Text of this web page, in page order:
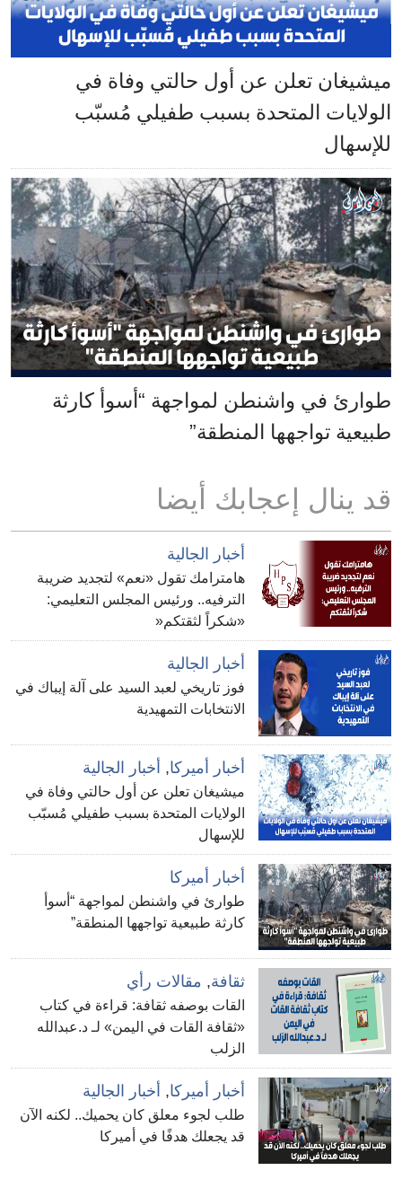
ميشيغان تعلن عن أول حالتي وفاة في
الولايات المتحدة بسبب طفيلي مُسبّب
للإسهال
طوارئ في واشنطن لمواجهة “أسوأ كارثة
طبيعية تواجهها المنطقة”
قد ينال إعجابك أيضا
أخبار الجالية
هامترامك تقول «نعم» لتجديد ضريبة
الترفيه.. ورئيس المجلس التعليمي:
«شكراً لثقتكم«
أخبار الجالية
فوز تاريخي لعبد السيد على آلة إيباك في
الانتخابات التمهيدية
أخبار أميركا, أخبار الجالية
ميشيغان تعلن عن أول حالتي وفاة في
الولايات المتحدة بسبب طفيلي مُسبّب
للإسهال
أخبار أميركا
طوارئ في واشنطن لمواجهة “أسوأ
كارثة طبيعية تواجهها المنطقة”
ثقافة, مقالات رأي
القات بوصفه ثقافة: قراءة في كتاب
«ثقافة القات في اليمن» لـ د.عبدالله
الزلب
أخبار أميركا, أخبار الجالية
طلب لجوء معلق كان يحميك.. لكنه الآن
قد يجعلك هدفًا في أميركا